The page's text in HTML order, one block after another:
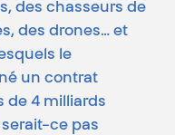
des chasseurs de
des drones… et
le
un contrat
de 4 milliards
serait-ce pas